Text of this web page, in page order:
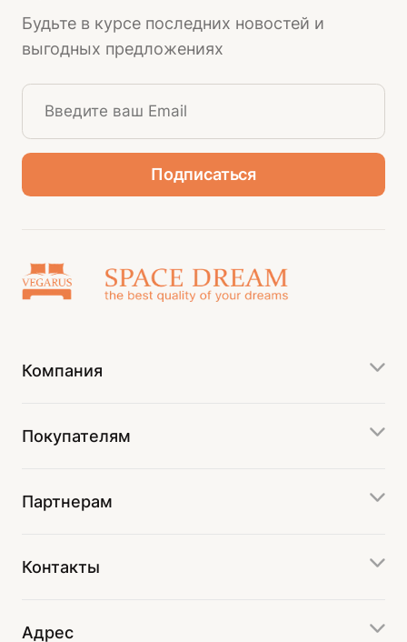
Будьте в курсе последних новостей и
выгодных предложениях
Компания
Покупателям
Партнерам
Контакты
Адрес